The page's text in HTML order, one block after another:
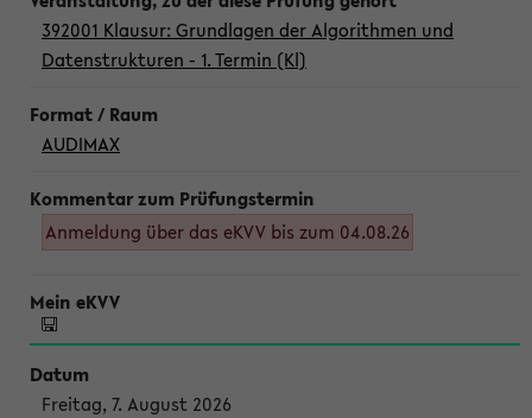
392001 Klausur: Grundlagen der Algorithmen und
Datenstrukturen - 1. Termin (Kl)
AUDIMAX
Anmeldung über das eKVV bis zum 04.08.26
Freitag, 7. August 2026